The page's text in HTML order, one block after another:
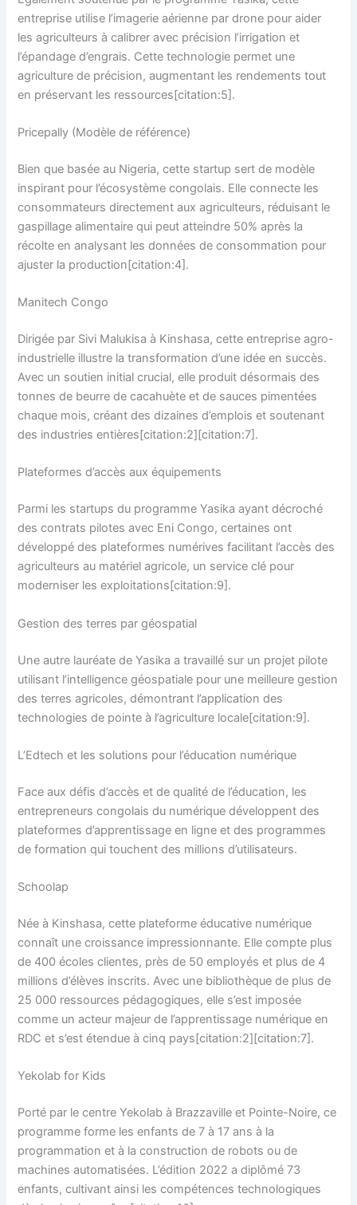
entreprise utilise l’imagerie aérienne par drone pour aider
les agriculteurs à calibrer avec précision l’irrigation et
l’épandage d’engrais. Cette technologie permet une
agriculture de précision, augmentant les rendements tout
en préservant les ressources[citation:5].
Pricepally (Modèle de référence)
Bien que basée au Nigeria, cette startup sert de modèle
inspirant pour l’écosystème congolais. Elle connecte les
consommateurs directement aux agriculteurs, réduisant le
gaspillage alimentaire qui peut atteindre 50% après la
récolte en analysant les données de consommation pour
ajuster la production[citation:4].
Manitech Congo
Dirigée par Sivi Malukisa à Kinshasa, cette entreprise agro-
industrielle illustre la transformation d’une idée en succès.
Avec un soutien initial crucial, elle produit désormais des
tonnes de beurre de cacahuète et de sauces pimentées
chaque mois, créant des dizaines d’emplois et soutenant
des industries entières[citation:2][citation:7].
Plateformes d’accès aux équipements
Parmi les startups du programme Yasika ayant décroché
des contrats pilotes avec Eni Congo, certaines ont
développé des plateformes numérives facilitant l’accès des
agriculteurs au matériel agricole, un service clé pour
moderniser les exploitations[citation:9].
Gestion des terres par géospatial
Une autre lauréate de Yasika a travaillé sur un projet pilote
utilisant l’intelligence géospatiale pour une meilleure gestion
des terres agricoles, démontrant l’application des
technologies de pointe à l’agriculture locale[citation:9].
L’Edtech et les solutions pour l’éducation numérique
Face aux défis d’accès et de qualité de l’éducation, les
entrepreneurs congolais du numérique développent des
plateformes d’apprentissage en ligne et des programmes
de formation qui touchent des millions d’utilisateurs.
Schoolap
Née à Kinshasa, cette plateforme éducative numérique
connaît une croissance impressionnante. Elle compte plus
de 400 écoles clientes, près de 50 employés et plus de 4
millions d’élèves inscrits. Avec une bibliothèque de plus de
25 000 ressources pédagogiques, elle s’est imposée
comme un acteur majeur de l’apprentissage numérique en
RDC et s’est étendue à cinq pays[citation:2][citation:7].
Yekolab for Kids
Porté par le centre Yekolab à Brazzaville et Pointe-Noire, ce
programme forme les enfants de 7 à 17 ans à la
programmation et à la construction de robots ou de
machines automatisées. L’édition 2022 a diplômé 73
enfants, cultivant ainsi les compétences technologiques